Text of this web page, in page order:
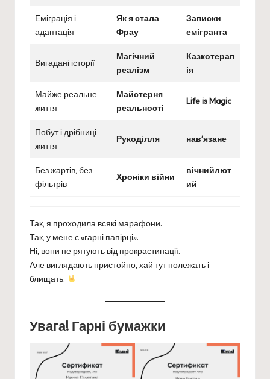
Еміграція і
адаптація
Як я стала
Фрау
Записки
емігранта
Вигадані історії
Магічний
реалізм
Казкотерап
ія
Майже реальне
життя
Майстерня
реальності
Life is Magic
Побут і дрібниці
життя
Рукоділля нав’язане
Без жартів, без
фільтрів
Хроніки війни
вічнийлют
ий
Так, я проходила всякі марафони.
Так, у мене є «гарні папірці».
Ні, вони не рятують від прокрастинації.
Але виглядають пристойно, хай тут полежать і
блищать.
Увага! Гарні бумажки